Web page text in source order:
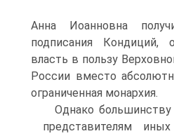
Анна Иоанновна
подписания Кондиций,
власть в пользу
России вместо
ограниченная монархия.
Однако
представителям